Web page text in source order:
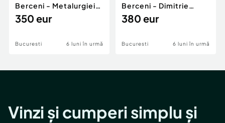
Berceni - Metalurgiei
Park - Postalionul
350 eur
Bucuresti 6 luni în urmă
Berceni - Dimitrie
Leonida
380 eur
Bucuresti 6 luni în urmă
Vinzi și cumperi simplu și